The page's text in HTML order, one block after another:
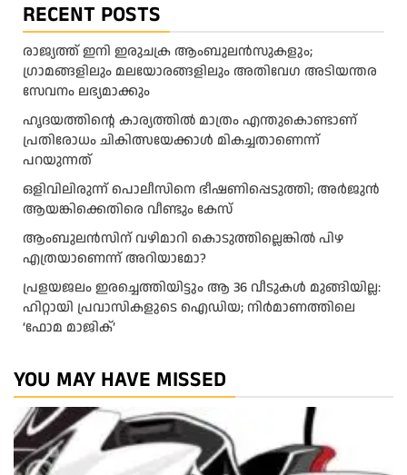
RECENT POSTS
രാജ്യത്ത് ഇനി ഇരുചക്ര ആംബുലന്‍സുകളും;
ഗ്രാമങ്ങളിലും മലയോരങ്ങളിലും അതിവേഗ അടിയന്തര
സേവനം ലഭ്യമാക്കും
ഹൃദയത്തിന്റെ കാര്യത്തിൽ മാത്രം എന്തുകൊണ്ടാണ്
പ്രതിരോധം ചികിത്സയേക്കാൾ മികച്ചതാണെന്ന്
പറയുന്നത്
ഒളിവിലിരുന്ന് പൊലീസിനെ ഭീഷണിപ്പെടുത്തി; അർജുൻ
ആയങ്കിക്കെതിരെ വീണ്ടും കേസ്
ആംബുലന്‍സിന് വഴിമാറി കൊടുത്തില്ലെങ്കില്‍ പിഴ
എത്രയാണെന്ന് അറിയാമോ?
പ്രളയജലം ഇരച്ചെത്തിയിട്ടും ആ 36 വീടുകൾ മുങ്ങിയില്ല:
ഹിറ്റായി പ്രവാസികളുടെ ഐഡിയ; നിർമാണത്തിലെ
‘ഫോമ മാജിക്’
YOU MAY HAVE MISSED